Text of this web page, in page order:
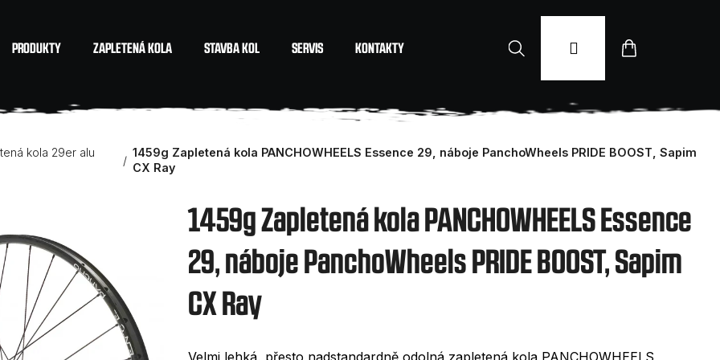
PRODUKTY ZAPLETENÁ KOLA STAVBA KOL SERVIS KONTAKTY Hledat PřihlášeníNákupní
košík
kola 29er alu
1459g Zapletená kola PANCHOWHEELS Essence 29, náboje PanchoWheels PRIDE BOOST, Sapim
CX Ray
1459g Zapletená kola PANCHOWHEELS Essence
29, náboje PanchoWheels PRIDE BOOST, Sapim
CX Ray
Velmi lehká, přesto nadstandardně odolná zapletená kola PANCHOWHEELS
potřebujete najít?
Doporučujeme